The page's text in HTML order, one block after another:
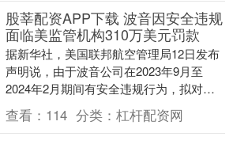
股莘配资APP下载 波音因安全违规
面临美监管机构310万美元罚款
据新华社，美国联邦航空管理局12日发布
声明说，由于波音公司在2023年9月至
2024年2月期间有安全违规行为，拟对其
处以总额约310万美元的罚款。声明说，
波音安....
查看： 114 分类： 杠杆配资网